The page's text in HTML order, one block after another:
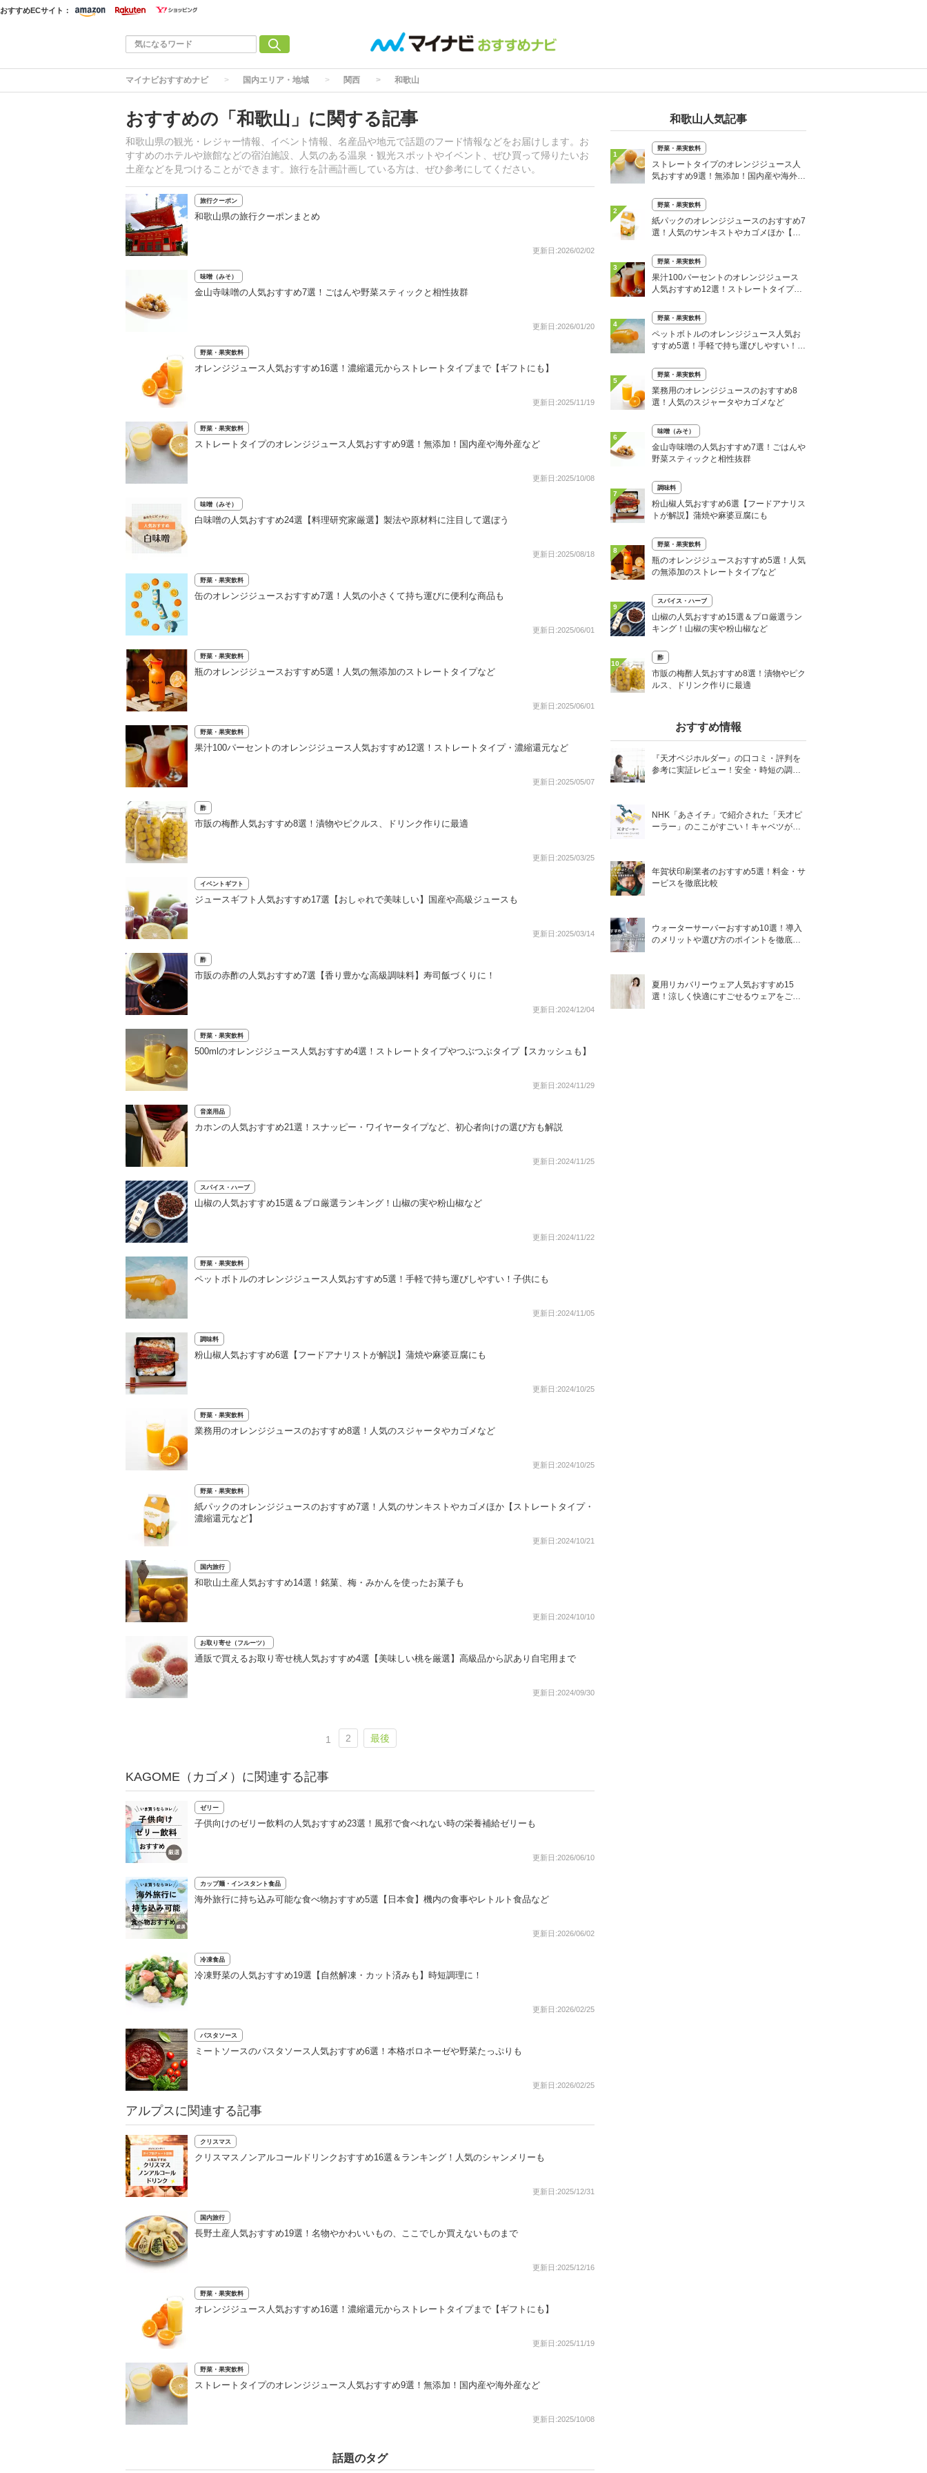
おすすめECサイト：
マイナビおすすめナビ 国内エリア・地域 関西 和歌山
おすすめの「和歌山」に関する記事
和歌山県の観光・レジャー情報、イベント情報、名産品や地元で話題のフード情報などをお届けします。お
すすめのホテルや旅館などの宿泊施設、人気のある温泉・観光スポットやイベント、ぜひ買って帰りたいお
土産などを見つけることができます。旅行を計画計画している方は、ぜひ参考にしてください。
旅行クーポン
和歌山県の旅行クーポンまとめ
更新日:2026/02/02
味噌（みそ）
金山寺味噌の人気おすすめ7選！ごはんや野菜スティックと相性抜群
更新日:2026/01/20
野菜・果実飲料
オレンジジュース人気おすすめ16選！濃縮還元からストレートタイプまで【ギフトにも】
更新日:2025/11/19
野菜・果実飲料
ストレートタイプのオレンジジュース人気おすすめ9選！無添加！国内産や海外産など
更新日:2025/10/08
味噌（みそ）
白味噌の人気おすすめ24選【料理研究家厳選】製法や原材料に注目して選ぼう
更新日:2025/08/18
野菜・果実飲料
缶のオレンジジュースおすすめ7選！人気の小さくて持ち運びに便利な商品も
更新日:2025/06/01
野菜・果実飲料
瓶のオレンジジュースおすすめ5選！人気の無添加のストレートタイプなど
更新日:2025/06/01
野菜・果実飲料
果汁100パーセントのオレンジジュース人気おすすめ12選！ストレートタイプ・濃縮還元など
更新日:2025/05/07
酢
市販の梅酢人気おすすめ8選！漬物やピクルス、ドリンク作りに最適
更新日:2025/03/25
イベントギフト
ジュースギフト人気おすすめ17選【おしゃれで美味しい】国産や高級ジュースも
更新日:2025/03/14
酢
市販の赤酢の人気おすすめ7選【香り豊かな高級調味料】寿司飯づくりに！
更新日:2024/12/04
野菜・果実飲料
500mlのオレンジジュース人気おすすめ4選！ストレートタイプやつぶつぶタイプ【スカッシュも】
更新日:2024/11/29
音楽用品
カホンの人気おすすめ21選！スナッピー・ワイヤータイプなど、初心者向けの選び方も解説
更新日:2024/11/25
スパイス・ハーブ
山椒の人気おすすめ15選＆プロ厳選ランキング！山椒の実や粉山椒など
更新日:2024/11/22
野菜・果実飲料
ペットボトルのオレンジジュース人気おすすめ5選！手軽で持ち運びしやすい！子供にも
更新日:2024/11/05
調味料
粉山椒人気おすすめ6選【フードアナリストが解説】蒲焼や麻婆豆腐にも
更新日:2024/10/25
野菜・果実飲料
業務用のオレンジジュースのおすすめ8選！人気のスジャータやカゴメなど
更新日:2024/10/25
野菜・果実飲料
紙パックのオレンジジュースのおすすめ7選！人気のサンキストやカゴメほか【ストレートタイプ・
濃縮還元など】
更新日:2024/10/21
国内旅行
和歌山土産人気おすすめ14選！銘菓、梅・みかんを使ったお菓子も
更新日:2024/10/10
お取り寄せ（フルーツ）
通販で買えるお取り寄せ桃人気おすすめ4選【美味しい桃を厳選】高級品から訳あり自宅用まで
更新日:2024/09/30
1 2 最後
KAGOME（カゴメ）に関連する記事
ゼリー
子供向けのゼリー飲料の人気おすすめ23選！風邪で食べれない時の栄養補給ゼリーも
更新日:2026/06/10
カップ麺・インスタント食品
海外旅行に持ち込み可能な食べ物おすすめ5選【日本食】機内の食事やレトルト食品など
更新日:2026/06/02
冷凍食品
冷凍野菜の人気おすすめ19選【自然解凍・カット済みも】時短調理に！
更新日:2026/02/25
パスタソース
ミートソースのパスタソース人気おすすめ6選！本格ボロネーゼや野菜たっぷりも
更新日:2026/02/25
アルプスに関連する記事
クリスマス
クリスマスノンアルコールドリンクおすすめ16選＆ランキング！人気のシャンメリーも
更新日:2025/12/31
国内旅行
長野土産人気おすすめ19選！名物やかわいいもの、ここでしか買えないものまで
更新日:2025/12/16
野菜・果実飲料
オレンジジュース人気おすすめ16選！濃縮還元からストレートタイプまで【ギフトにも】
更新日:2025/11/19
野菜・果実飲料
ストレートタイプのオレンジジュース人気おすすめ9選！無添加！国内産や海外産など
更新日:2025/10/08
話題のタグ
和歌山人気記事
1
野菜・果実飲料
ストレートタイプのオレンジジュース人
気おすすめ9選！無添加！国内産や海外産
2
野菜・果実飲料
紙パックのオレンジジュースのおすすめ7
選！人気のサンキストやカゴメほか【ス
3
野菜・果実飲料
果汁100パーセントのオレンジジュース
人気おすすめ12選！ストレートタイプ・
4
野菜・果実飲料
ペットボトルのオレンジジュース人気お
すすめ5選！手軽で持ち運びしやすい！子
5
野菜・果実飲料
業務用のオレンジジュースのおすすめ8
選！人気のスジャータやカゴメなど
6
味噌（みそ）
金山寺味噌の人気おすすめ7選！ごはんや
野菜スティックと相性抜群
7
調味料
粉山椒人気おすすめ6選【フードアナリス
トが解説】蒲焼や麻婆豆腐にも
8
野菜・果実飲料
瓶のオレンジジュースおすすめ5選！人気
の無添加のストレートタイプなど
9
スパイス・ハーブ
山椒の人気おすすめ15選＆プロ厳選ラン
キング！山椒の実や粉山椒など
10
酢
市販の梅酢人気おすすめ8選！漬物やピク
ルス、ドリンク作りに最適
おすすめ情報
『天才ベジホルダー』の口コミ・評判を
参考に実証レビュー！安全・時短の調理
NHK「あさイチ」で紹介された「天才ピ
ーラー」のここがすごい！キャベツがほ
年賀状印刷業者のおすすめ5選！料金・サ
ービスを徹底比較
ウォーターサーバーおすすめ10選！導入
のメリットや選び方のポイントを徹底解
夏用リカバリーウェア人気おすすめ15
選！涼しく快適にすごせるウェアをご紹